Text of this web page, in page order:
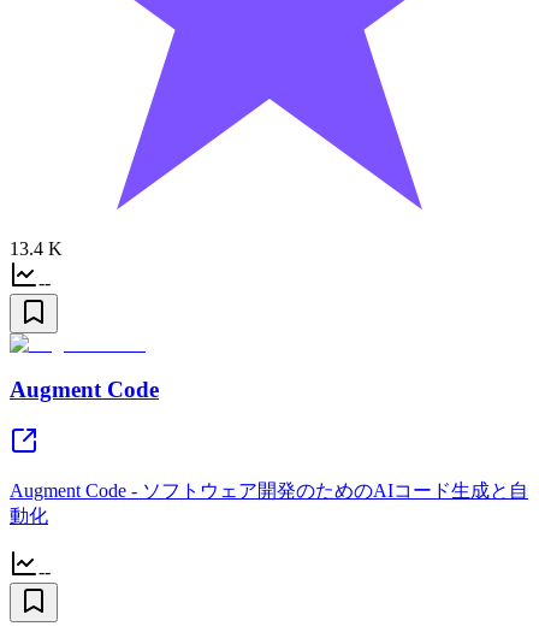
13.4 K
--
Augment Code
Augment Code - ソフトウェア開発のためのAIコード生成と自
動化
--